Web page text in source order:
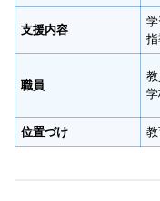
支援内容
職員
学
位置づけ